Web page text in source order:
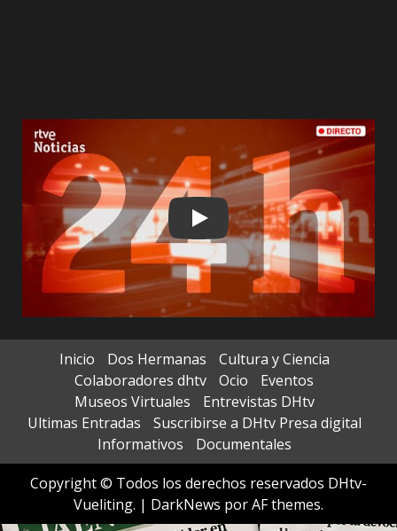
Play
Inicio Dos Hermanas
Cultura y Ciencia
Colaboradores dhtv
Ocio
Eventos
Museos Virtuales
Entrevistas DHtv
Ultimas Entradas
Suscribirse a DHtv Presa digital
Informativos
Documentales
Copyright © Todos los derechos reservados DHtv-
Vueliting. | DarkNews por AF themes.